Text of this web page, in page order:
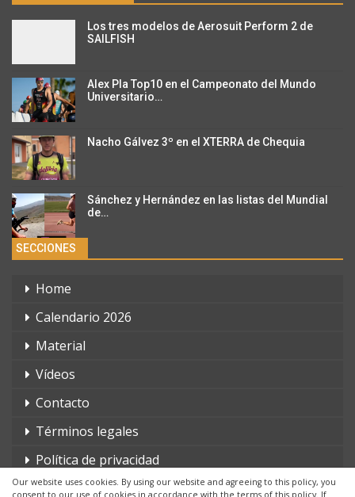
Our website uses cookies. By using our website and agreeing to this policy, you
consent to our use of cookies in accordance with the terms of this policy. If
Los tres modelos de Aerosuit Perform 2 de
SAILFISH
Alex Pla Top10 en el Campeonato del Mundo
Universitario…
Nacho Gálvez 3º en el XTERRA de Chequia
Sánchez y Hernández en las listas del Mundial
de…
SECCIONES
Home
Calendario 2026
Material
Vídeos
Contacto
Términos legales
Política de privacidad